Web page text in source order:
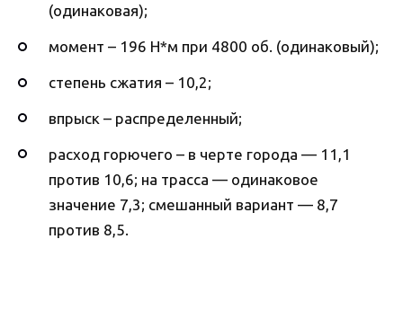
(одинаковая);
момент – 196 Н*м при 4800 об. (одинаковый);
степень сжатия – 10,2;
впрыск – распределенный;
расход горючего – в черте города — 11,1
против 10,6; на трасса — одинаковое
значение 7,3; смешанный вариант — 8,7
против 8,5.